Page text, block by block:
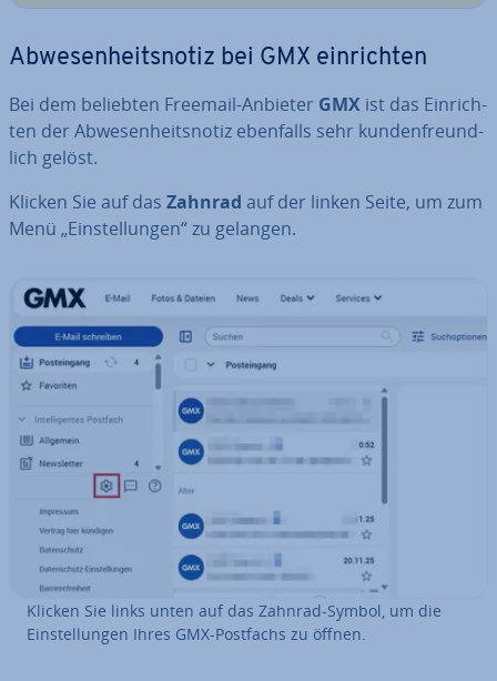
Ab­we­sen­heits­no­tiz bei GMX ein­rich­ten
Bei dem beliebten Freemail-Anbieter GMX ist das Ein­rich­
ten der Ab­we­sen­heits­no­tiz ebenfalls sehr kun­den­freund­
lich gelöst.
Klicken Sie auf das Zahnrad auf der linken Seite, um zum
Menü „Ein­stel­lun­gen“ zu gelangen.
Klicken Sie links unten auf das Zahnrad-Symbol, um die
Ein­stel­lun­gen Ihres GMX-Postfachs zu öffnen.